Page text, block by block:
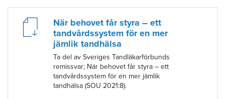
När behovet får styra – ett
tandvårdssystem för en mer
jämlik tandhälsa
Ta del av Sveriges Tandläkarförbunds
remissvar; När behovet får styra – ett
tandvårdssystem för en mer jämlik
tandhälsa (SOU 2021:8).